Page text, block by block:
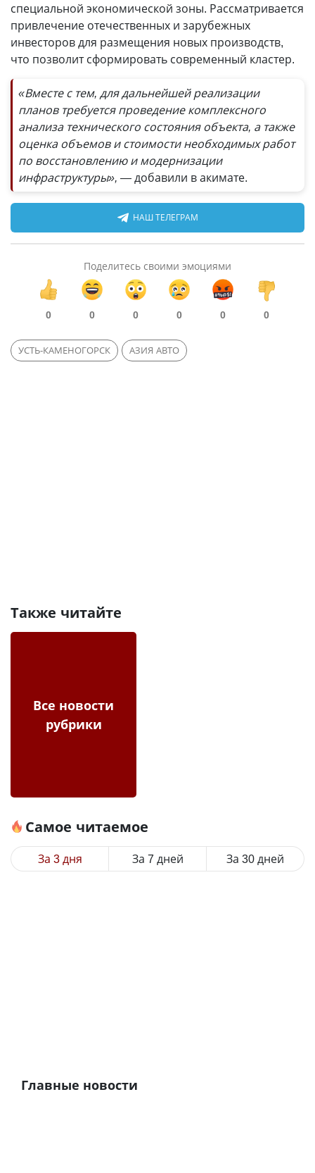
специальной экономической зоны. Рассматривается
привлечение отечественных и зарубежных
инвесторов для размещения новых производств,
что позволит сформировать современный кластер.
«Вместе с тем, для дальнейшей реализации
планов требуется проведение комплексного
анализа технического состояния объекта, а также
оценка объемов и стоимости необходимых работ
по восстановлению и модернизации
инфраструктуры», —добавили в акимате.
НАШ ТЕЛЕГРАМ
Поделитесь своими эмоциями
0 0 0 0 0 0
УСТЬ-КАМЕНОГОРСК АЗИЯ АВТО
Также читайте
Все новости
рубрики
Самое читаемое
За 3 дня За 7 дней За 30 дней
Главные новости